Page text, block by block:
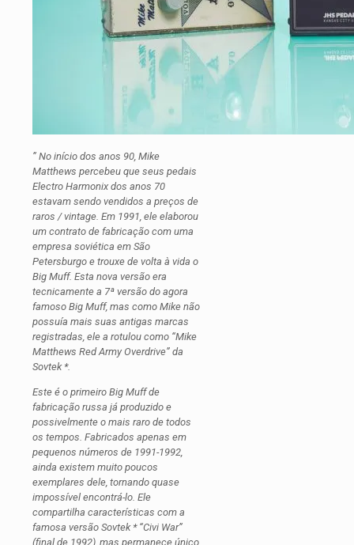
” No início dos anos 90, Mike
Matthews percebeu que seus pedais
Electro Harmonix dos anos 70
estavam sendo vendidos a preços de
raros / vintage. Em 1991, ele elaborou
um contrato de fabricação com uma
empresa soviética em São
Petersburgo e trouxe de volta à vida o
Big Muff. Esta nova versão era
tecnicamente a 7ª versão do agora
famoso Big Muff, mas como Mike não
possuía mais suas antigas marcas
registradas, ele a rotulou como “Mike
Matthews Red Army Overdrive” da
Sovtek *.
Este é o primeiro Big Muff de
fabricação russa já produzido e
possivelmente o mais raro de todos
os tempos. Fabricados apenas em
pequenos números de 1991-1992,
ainda existem muito poucos
exemplares dele, tornando quase
impossível encontrá-lo. Ele
compartilha características com a
famosa versão Sovtek * “Civi War”
(final de 1992), mas permanece único.